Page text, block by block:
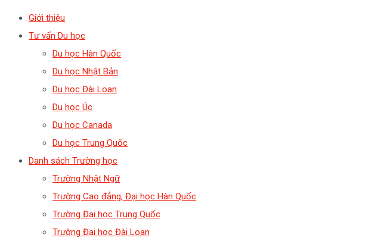
Giới thiệu
Tư vấn Du học
Du học Hàn Quốc
Du học Nhật Bản
Du học Đài Loan
Du học Úc
Du học Canada
Du học Trung Quốc
Danh sách Trường học
Trường Nhật Ngữ
Trường Cao đẳng, Đại học Hàn Quốc
Trường Đại học Trung Quốc
Trường Đại học Đài Loan